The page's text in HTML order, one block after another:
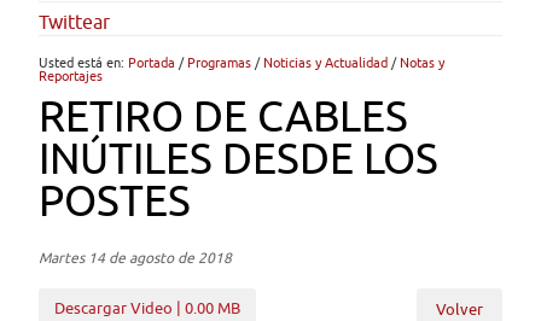
Twittear
Usted está en: Portada / Programas / Noticias y Actualidad / Notas y
Reportajes
RETIRO DE CABLES
INÚTILES DESDE LOS
POSTES
Martes 14 de agosto de 2018
Descargar Video | 0.00 MB Volver